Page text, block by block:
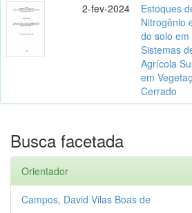
2-fev-2024
Estoques
Nitrogênio
do solo
Sistemas
Agrícola
em
Cerrado
Busca facetada
Orientador
Campos, David Vilas Boas de